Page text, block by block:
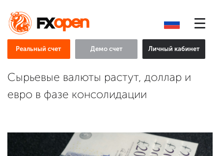
Реальный счет Демо счет Личный кабинет
Сырьевые валюты растут, доллар и
евро в фазе консолидации